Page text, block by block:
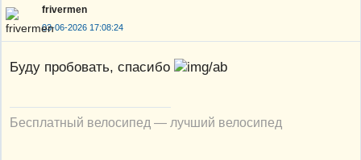
frivermen
03-06-2026 17:08:24
Буду пробовать, спасибо
Бесплатный велосипед — лучший велосипед